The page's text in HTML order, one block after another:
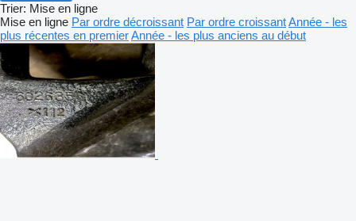
Trier: Mise en ligne
Mise en ligne Par ordre décroissant Par ordre croissantAnnée - les
plus récentes en premierAnnée - les plus anciens au début